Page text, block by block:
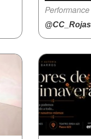
Performance
@CC_Rojas